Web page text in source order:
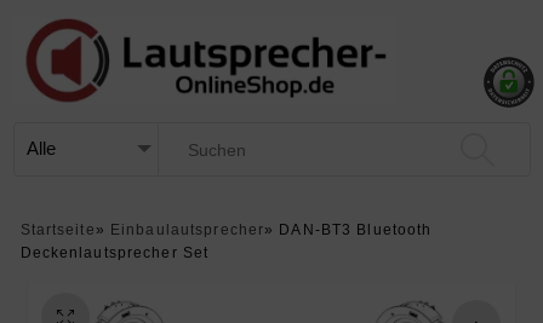
Startseite » Einbaulautsprecher»
DAN-BT3 Bluetooth
Deckenlautsprecher Set